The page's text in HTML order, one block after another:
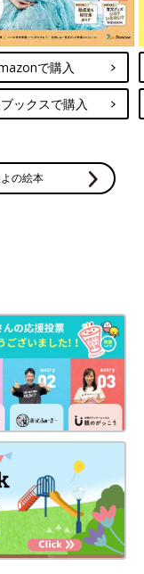
で購入
ックスで購入
の絵本